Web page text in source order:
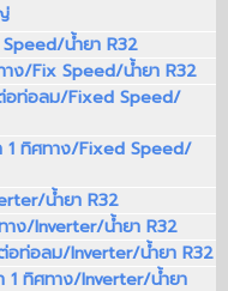
น้ำยา R32
ง/Fix Speed/น้ำยา R32
อท่อลม/Fixed Speed/
1 ทิศทาง/Fixed Speed/
น้ำยา R32
ง/Inverter/น้ำยา R32
ท่อลม/Inverter/น้ำยา R32
1 ทิศทาง/Inverter/น้ำยา